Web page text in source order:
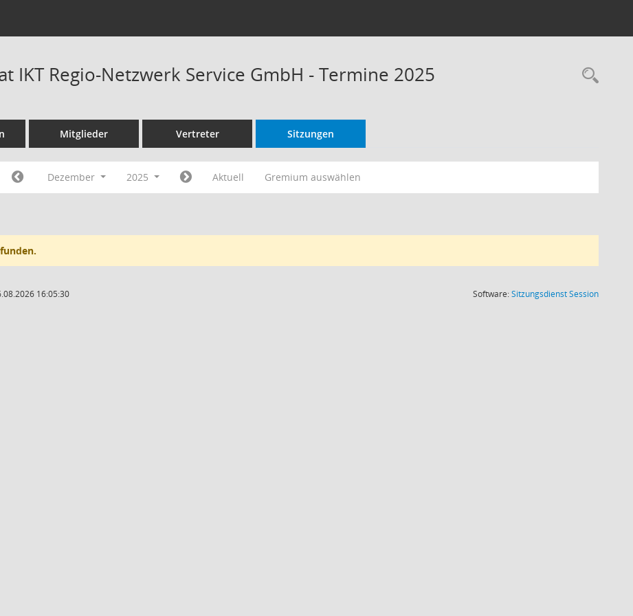
IKT Regio-Netzwerk Service GmbH - Termine 2025
Mitglieder Vertreter Sitzungen
Dezember 2025 Aktuell Gremium auswählen
16:05:30 Software:SitzungsdienstSession(Wird in